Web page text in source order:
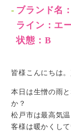
ブランド名
ライン：エ
状態：B
皆様こんにちは
本日は生憎の雨
か？
松戸市は最高気
客様は暖かくし